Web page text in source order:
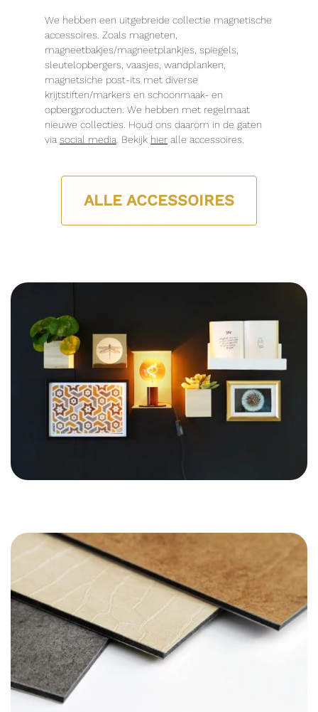
We hebben een uitgebreide collectie magnetische
accessoires. Zoals magneten,
magneetbakjes/magneetplankjes, spiegels,
sleutelopbergers, vaasjes, wandplanken,
magnetsiche post-its met diverse
krijtstiften/markers en schoonmaak- en
opbergproducten. We hebben met regelmaat
nieuwe collecties. Houd ons daarom in de gaten
via social media . Bekijk hier alle accessoires.
ALLE ACCESSOIRES